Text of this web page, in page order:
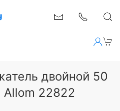
двойной 50
Allom 22822